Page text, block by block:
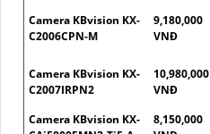
Camera KBvision KX-
C2006CPN-M
9,180,000
VNĐ
Camera KBvision KX-
C2007IRPN2
10,980,000
VNĐ
Camera KBvision KX-
8,150,000